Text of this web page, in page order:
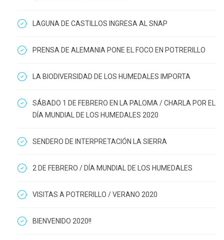
LAGUNA DE CASTILLOS INGRESA AL SNAP
PRENSA DE ALEMANIA PONE EL FOCO EN POTRERILLO
LA BIODIVERSIDAD DE LOS HUMEDALES IMPORTA
SÁBADO 1 DE FEBRERO EN LA PALOMA / CHARLA POR EL
DÍA MUNDIAL DE LOS HUMEDALES 2020
SENDERO DE INTERPRETACIÓN LA SIERRA
2 DE FEBRERO / DÍA MUNDIAL DE LOS HUMEDALES
VISITAS A POTRERILLO / VERANO 2020
BIENVENIDO 2020!!